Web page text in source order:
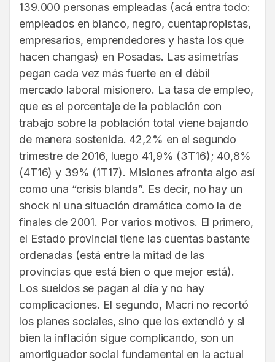
139.000 personas empleadas (acá entra todo:
empleados en blanco, negro, cuentapropistas,
empresarios, emprendedores y hasta los que
hacen changas) en Posadas. Las asimetrías
pegan cada vez más fuerte en el débil
mercado laboral misionero. La tasa de empleo,
que es el porcentaje de la población con
trabajo sobre la población total viene bajando
de manera sostenida. 42,2% en el segundo
trimestre de 2016, luego 41,9% (3T16); 40,8%
(4T16) y 39% (1T17). Misiones afronta algo así
como una “crisis blanda”. Es decir, no hay un
shock ni una situación dramática como la de
finales de 2001. Por varios motivos. El primero,
el Estado provincial tiene las cuentas bastante
ordenadas (está entre la mitad de las
provincias que está bien o que mejor está).
Los sueldos se pagan al día y no hay
complicaciones. El segundo, Macri no recortó
los planes sociales, sino que los extendió y si
bien la inflación sigue complicando, son un
amortiguador social fundamental en la actual